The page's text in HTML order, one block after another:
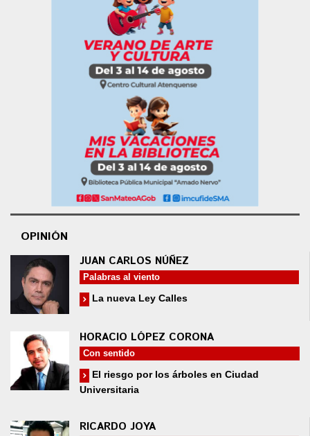
OPINIÓN
JUAN CARLOS NÚÑEZ
Palabras al viento
La nueva Ley Calles
HORACIO LÓPEZ CORONA
Con sentido
El riesgo por los árboles en Ciudad
Universitaria
RICARDO JOYA